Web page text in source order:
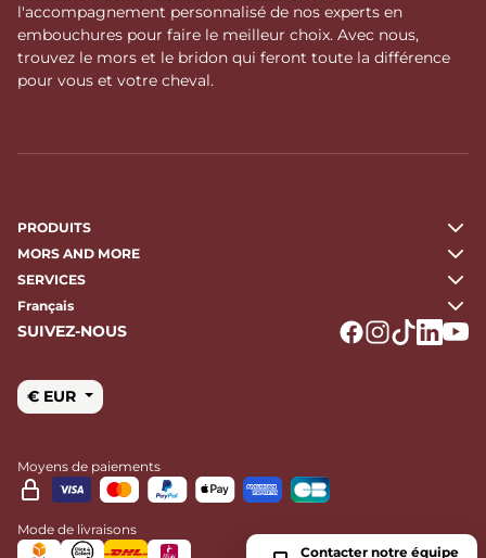
l'accompagnement personnalisé de nos experts en
embouchures pour faire le meilleur choix. Avec nous,
trouvez le mors et le bridon qui feront toute la différence
pour vous et votre cheval.
PRODUITS
MORS AND MORE
SERVICES
Français
SUIVEZ-NOUS
€ EUR
Moyens de paiements
Mode de livraisons
Contacter notre équipe